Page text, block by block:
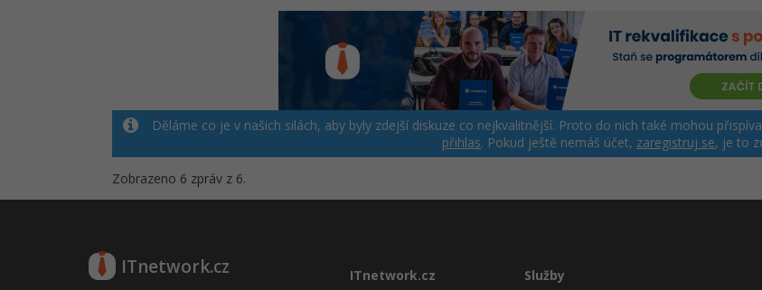
Děláme co je v našich silách, aby byly zdejší diskuze co nejkvalitnější. Proto do nich také mohou
přihlas. Pokud ještě nemáš účet, zaregistruj se, je to
Zobrazeno 6 zpráv z 6.
ITnetwork.cz ITnetwork.cz Služby